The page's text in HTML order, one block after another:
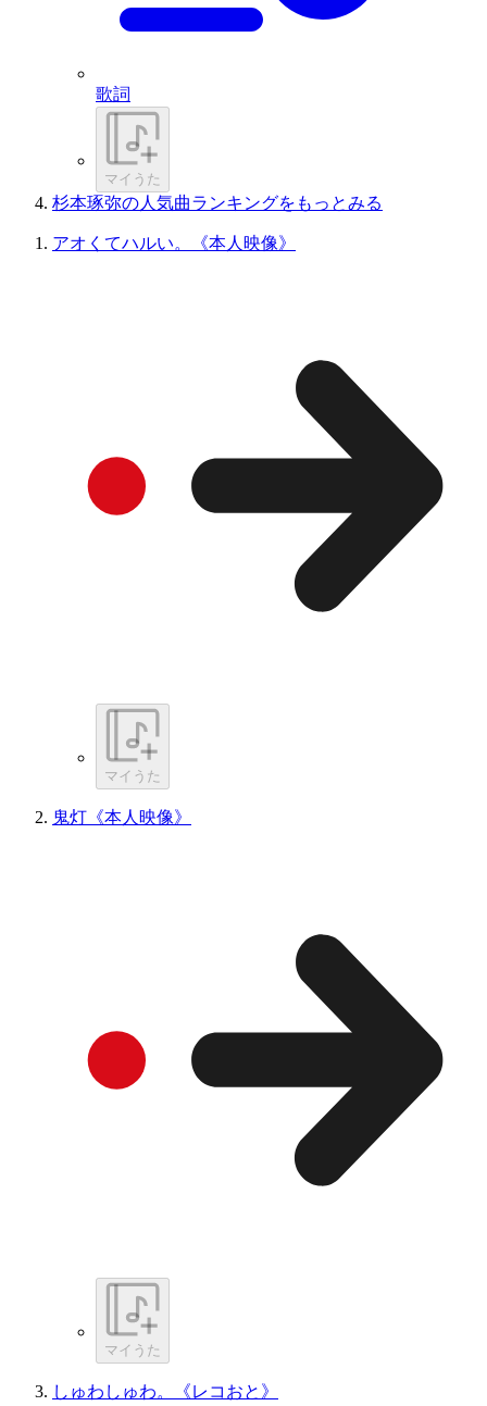
歌詞
マイうた
杉本琢弥の人気曲ランキングをもっとみる
アオくてハルい。《本人映像》
マイうた
鬼灯《本人映像》
マイうた
しゅわしゅわ。《レコおと》